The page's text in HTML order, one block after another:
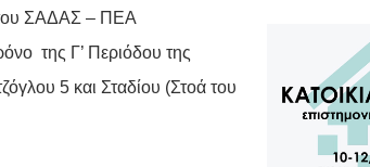
του ΣΑΔΑΣ – ΠΕΑ
της Γ’ Περιόδου της
5 και Σταδίου (Στοά του